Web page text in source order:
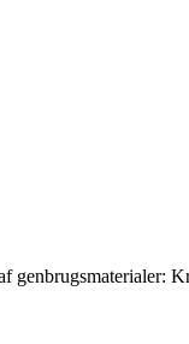
genbrugsmaterialer: